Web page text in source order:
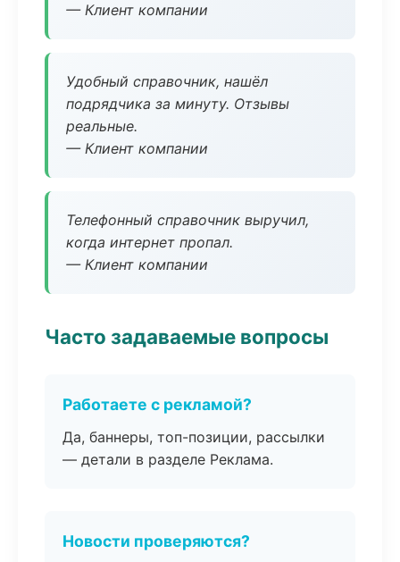
— Клиент компании
Удобный справочник, нашёл
подрядчика за минуту. Отзывы
реальные.
— Клиент компании
Телефонный справочник выручил,
когда интернет пропал.
— Клиент компании
Часто задаваемые вопросы
Работаете с рекламой?
Да, баннеры, топ-позиции, рассылки
— детали в разделе Реклама.
Новости проверяются?